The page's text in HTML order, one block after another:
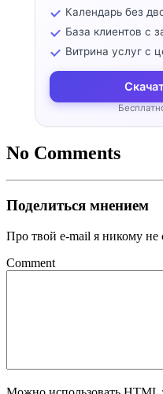
Календарь без
База клиентов с
Витрина услуг с
No Comments
Поделиться мнением
Про твой e-mail я никому не
Comment